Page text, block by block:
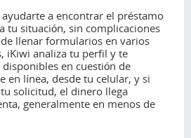
a encontrar el préstamo
tu situación, sin complicaciones
llenar formularios en varios
iKiwi analiza tu perfil y te
en cuestión de
en línea, desde tu celular, y si
solicitud, el dinero llega
generalmente en menos de